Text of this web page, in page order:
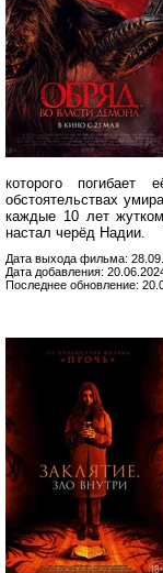
которого
обстоятельствах
каждые 10 лет
настал черёд Надии.
Дата выхода фильма:
Дата добавления:
Последнее обновление: